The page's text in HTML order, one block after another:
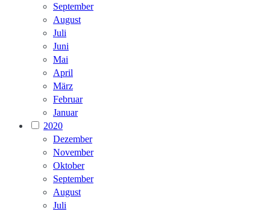
September
August
Juli
Juni
Mai
April
März
Februar
Januar
2020
Dezember
November
Oktober
September
August
Juli